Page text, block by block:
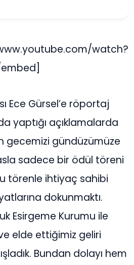
watch?
Ece Gürsel’e röportaj
yaptığı açıklamalarda
gecemizi gündüzümüze
sadece bir ödül töreni
törenle ihtiyaç sahibi
dokunmaktı.
Esirgeme Kurumu ile
elde ettiğimiz geliri
Bundan dolayı hem